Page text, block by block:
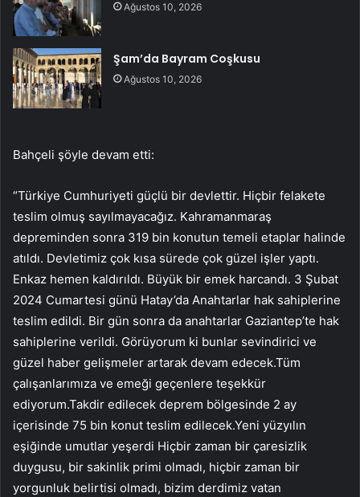
Ağustos 10, 2026
Şam’da Bayram Coşkusu
Ağustos 10, 2026
Bahçeli şöyle devam etti:
“Türkiye Cumhuriyeti güçlü bir devlettir. Hiçbir felakete
teslim olmuş sayılmayacağız. Kahramanmaraş
depreminden sonra 319 bin konutun temeli etaplar halinde
atıldı. Devletimiz çok kısa sürede çok güzel işler yaptı.
Enkaz hemen kaldırıldı. Büyük bir emek harcandı. 3 Şubat
2024 Cumartesi günü Hatay’da Anahtarlar hak sahiplerine
teslim edildi. Bir gün sonra da anahtarlar Gaziantep’te hak
sahiplerine verildi. Görüyorum ki bunlar sevindirici ve
güzel haber gelişmeler artarak devam edecek.Tüm
çalışanlarımıza ve emeği geçenlere teşekkür
ediyorum.Takdir edilecek deprem bölgesinde 2 ay
içerisinde 75 bin konut teslim edilecek.Yeni yüzyılın
eşiğinde umutlar yeşerdi Hiçbir zaman bir çaresizlik
duygusu, bir sakinlik primi olmadı, hiçbir zaman bir
yorgunluk belirtisi olmadı, bizim derdimiz vatan